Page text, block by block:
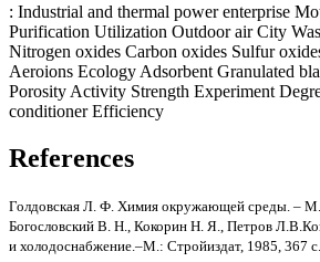
: Industrial and thermal power enterprise
Purification Utilization Outdoor airCity
Nitrogen oxides Carbon oxides Sulfur
Aeroions Ecology Adsorbent Granulated
Porosity Activity Strength Experiment
conditionerEfficiency
References
Голдовская Л. Ф. Химия окружающей среды. –
Богословский В. Н., Кокорин Н. Я., Петров
и холодоснабжение.–М.: Стройиздат, 1985, 367 с.